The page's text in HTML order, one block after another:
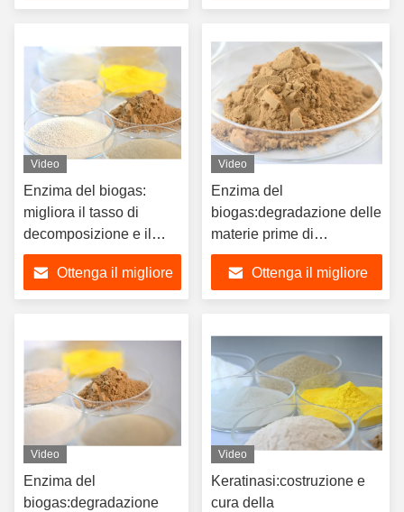
Applicazioni
Video
Enzima del biogas:
migliora il tasso di
decomposizione e il
tasso di degradazione
della biomassa,
Ottenga il migliore
Video
Enzima del
biogas:degradazione delle
materie prime di
biomassa, processo di
fermentazione del
biogas,aumento della
Ottenga il migliore
Video
Enzima del
biogas:degradazione
Video
Keratinasi:costruzione e
cura della